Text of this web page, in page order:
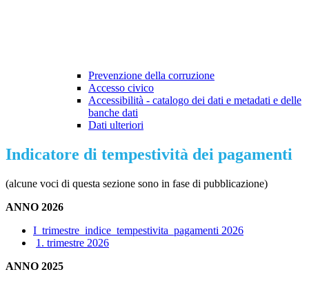
Prevenzione della corruzione
Accesso civico
Accessibilità - catalogo dei dati e metadati e delle
banche dati
Dati ulteriori
Indicatore di tempestività dei pagamenti
(alcune voci di questa sezione sono in fase di pubblicazione)
ANNO 2026
I_trimestre_indice_tempestivita_pagamenti 2026
1. trimestre 2026
ANNO 2025